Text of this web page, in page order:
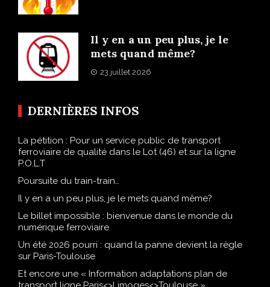
Il y en a un peu plus, je le
mets quand même?
23 juillet 2026
DERNIÈRES INFOS
La pétition : Pour un service public de transport
ferroviaire de qualité dans le Lot (46) et sur la ligne
P.O.L.T
Poursuite du train-train…
Il y en a un peu plus, je le mets quand même?
Le billet impossible : bienvenue dans le monde du
numérique ferroviaire
Un été 2026 pourri : quand la panne devient la règle
sur Paris-Toulouse
Et encore une « Information adaptations plan de